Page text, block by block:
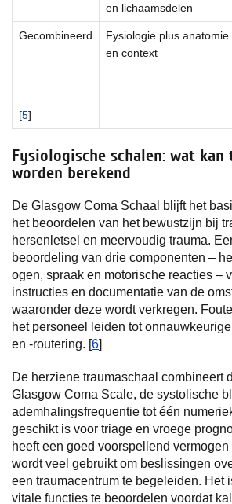
en lichaamsdelen
Gecombineerd
Fysiologie plus anatomie
en context
[5]
Fysiologische schalen: wat kan
worden berekend
De Glasgow Coma Schaal blijft het
het beoordelen van het bewustzijn bij
hersenletsel en meervoudig trauma.
beoordeling van drie componenten –
ogen, spraak en motorische reacties –
instructies en documentatie van de
waaronder deze wordt verkregen.
het personeel leiden tot
en -routering. [6]
De herziene traumaschaal combineert
Glasgow Coma Scale, de systolische
ademhalingsfrequentie tot één
geschikt is voor triage en vroege
heeft een goed voorspellend
wordt veel gebruikt om beslissingen
een traumacentrum te begeleiden. Het
vitale functies te beoordelen voordat